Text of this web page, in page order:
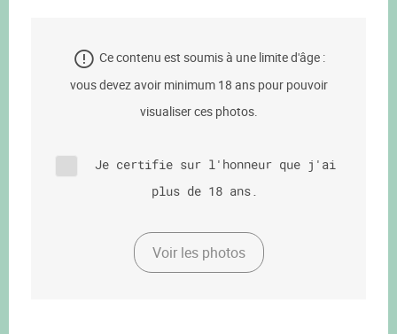
Ce contenu est soumis à une limite d'âge :
vous devez avoir minimum 18 ans pour pouvoir
visualiser ces photos.
Je certifie sur l'honneur que j'ai
plus de 18 ans.
Voir les photos